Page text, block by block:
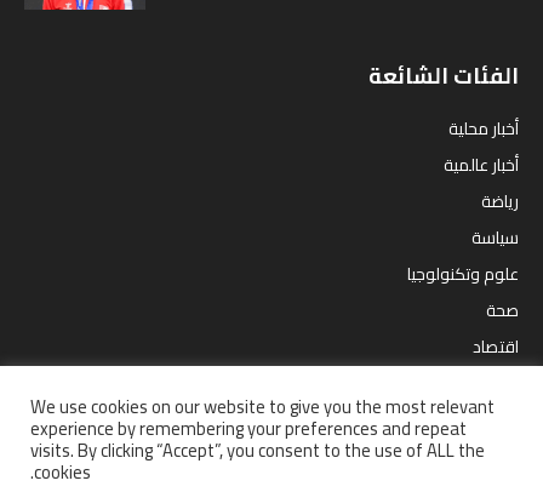
الفئات الشائعة
أخبار محلية
أخبار عالمية
رياضة
سياسة
علوم وتكنولوجيا
صحة
اقتصاد
ترفيهWe use cookies on our website to give you the most relevant
experience by remembering your preferences and repeat
visits. By clicking “Accept”, you consent to the use of ALL the
cookies.